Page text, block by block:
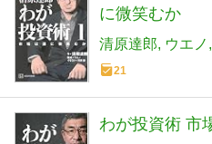
に微笑むか
清原達郎 ウエノ
21
わが投資術 市